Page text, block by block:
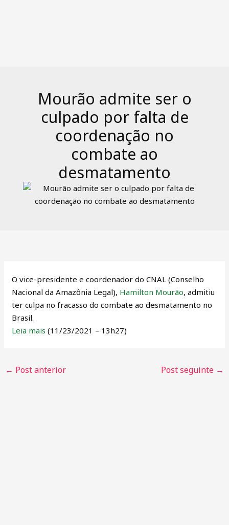
Mourão admite ser o
culpado por falta de
coordenação no
combate ao
desmatamento
O vice-presidente e coordenador do CNAL (Conselho
Nacional da Amazônia Legal), Hamilton Mourão, admitiu
ter culpa no fracasso do combate ao desmatamento no
Brasil.
Leia mais (11/23/2021 – 13h27)
← Post anterior Post seguinte →